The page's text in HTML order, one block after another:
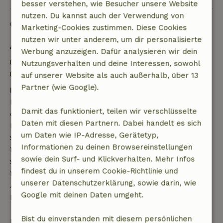
Gut zu wissen
Aufenthaltsdetails
Anreise: 12:00- 21:00
Abreise: 07:00- 12:00
Kostenlose Stornierung innerhalb von 7 Tagen
Kostenlose Stornierung innerhalb von 7 Tagen nach
deiner Buchungsbestätigung, sofern die
Buchungsanfrage mehr als 28 Tage vor dem
Startdatum gestellt wurde. Bei Buchungen, die
innerhalb von 28 Tagen beginnen, gilt die kostenlose
Stornierung innerhalb von 24 Stunden. Wenn du
innerhalb der angegebenen Frist stornierst, hast du
Anspruch auf eine vollständige Rückerstattung des
Buchungsbetrags.
besser verstehen, wie Besucher unsere Website
nutzen. Du kannst auch der Verwendung von
Marketing-Cookies zustimmen. Diese Cookies
nutzen wir unter anderem, um dir personalisierte
Werbung anzuzeigen. Dafür analysieren wir dein
Nutzungsverhalten und deine Interessen, sowohl
auf unserer Website als auch außerhalb, über 13
Partner (wie Google).
Damit das funktioniert, teilen wir verschlüsselte
Daten mit diesen Partnern. Dabei handelt es sich
um Daten wie IP-Adresse, Gerätetyp,
Informationen zu deinen Browsereinstellungen
sowie dein Surf- und Klickverhalten. Mehr Infos
findest du in unserem Cookie-Richtlinie und
unserer Datenschutzerklärung, sowie darin, wie
Google mit deinen Daten umgeht.
Bist du einverstanden mit diesem persönlichen